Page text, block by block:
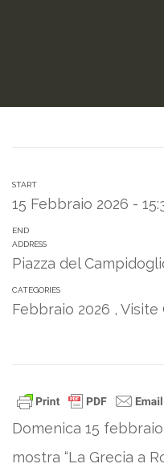
START
15 Febbraio 2026 -
END
ADDRESS
Piazza del
CATEGORIES
Febbraio 2026 , Visite
Domenica 15
mostra “La Grecia a